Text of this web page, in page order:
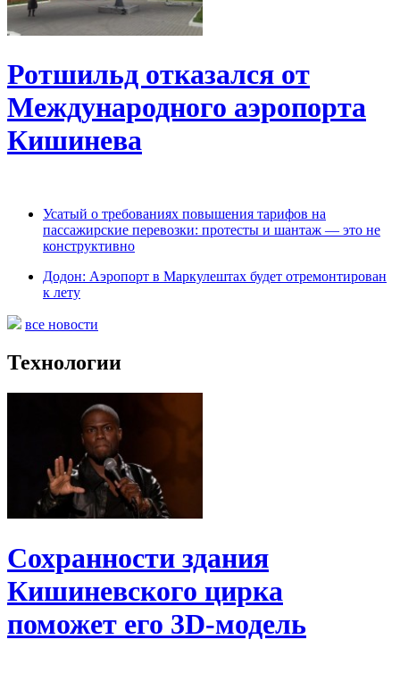
Ротшильд отказался от
Международного аэропорта
Кишинева
Усатый о требованиях повышения тарифов на
пассажирские перевозки: протесты и шантаж — это не
конструктивно
Додон: Аэропорт в Маркулештах будет отремонтирован
к лету
все новости
Технологии
Сохранности здания
Кишиневского цирка
поможет его 3D-модель